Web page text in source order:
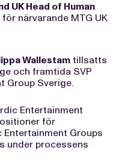
UK Head of Human
närvarande MTG UK
Wallestam tillsatts
och framtida SVP
Group Sverige.
Entertainment
för
Entertainment Groups
under processens